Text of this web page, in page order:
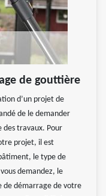
de gouttière
d’un projet de
de le demander
des travaux. Pour
projet, il est
le type de
demandez, le
de démarrage de votre